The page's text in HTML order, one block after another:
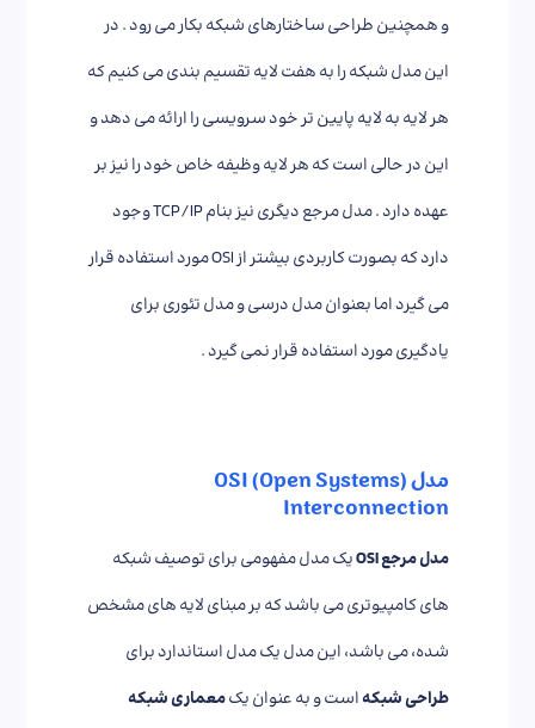
و همچنین طراحی ساختارهای شبکه بکار می رود . در
این مدل شبکه را به هفت لایه تقسیم بندی می کنیم که
هر لایه به لایه پایین تر خود سرویسی را ارائه می دهد و
این در حالی است که هر لایه وظیفه خاص خود را نیز بر
عهده دارد . مدل مرجع دیگری نیز بنام TCP/IP وجود
دارد که بصورت کاربردی بیشتر از OSI مورد استفاده قرار
می گیرد اما بعنوان مدل درسی و مدل تئوری برای
یادگیری مورد استفاده قرار نمی گیرد .
مدل (OSI (Open Systems
Interconnection
مدل مرجع OSI
یک مدل مفهومی برای توصیف شبکه
های کامپیوتری می باشد که بر مبنای لایه های مشخص
شده، می باشد، این مدل یک مدل استاندارد برای
طراحی شبکهاست و به عنوان یکمعماری شبکه